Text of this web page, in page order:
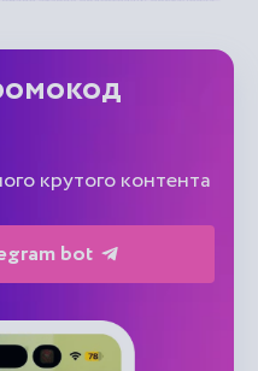
крутого контента
bot